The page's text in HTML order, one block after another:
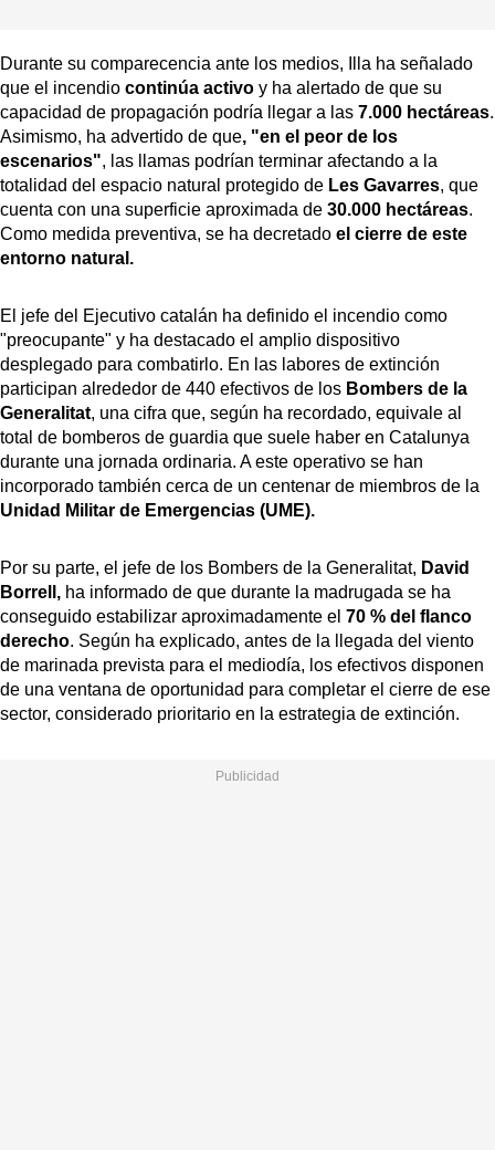
Durante su comparecencia ante los medios, Illa ha señalado
que el incendio continúa activo y ha alertado de que su
capacidad de propagación podría llegar a las 7.000 hectáreas.
Asimismo, ha advertido de que, "en el peor de los
escenarios", las llamas podrían terminar afectando a la
totalidad del espacio natural protegido de Les Gavarres, que
cuenta con una superficie aproximada de 30.000 hectáreas.
Como medida preventiva, se ha decretado el cierre de este
entorno natural.
El jefe del Ejecutivo catalán ha definido el incendio como
"preocupante" y ha destacado el amplio dispositivo
desplegado para combatirlo. En las labores de extinción
participan alrededor de 440 efectivos de los Bombers de la
Generalitat, una cifra que, según ha recordado, equivale al
total de bomberos de guardia que suele haber en Catalunya
durante una jornada ordinaria. A este operativo se han
incorporado también cerca de un centenar de miembros de la
Unidad Militar de Emergencias (UME).
Por su parte, el jefe de los Bombers de la Generalitat, David
Borrell, ha informado de que durante la madrugada se ha
conseguido estabilizar aproximadamente el 70 % del flanco
derecho. Según ha explicado, antes de la llegada del viento
de marinada prevista para el mediodía, los efectivos disponen
de una ventana de oportunidad para completar el cierre de ese
sector, considerado prioritario en la estrategia de extinción.